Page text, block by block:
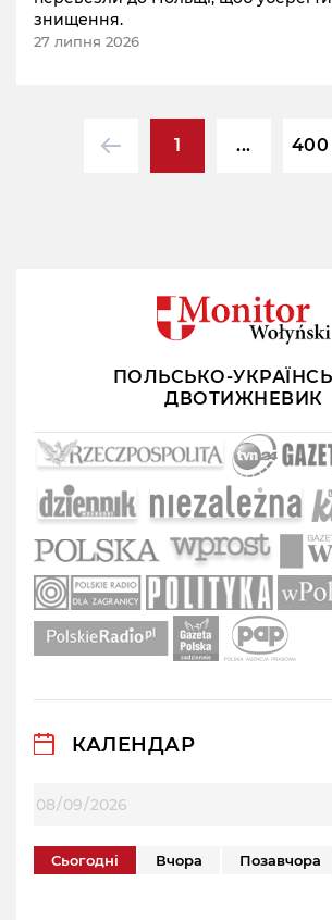
знищення.
27 липня 2026
1 ... 400
ПОЛЬСЬКО-
ДВОТИЖНЕВИК
КАЛЕНДАР
Сьогодні Вчора Позавчора